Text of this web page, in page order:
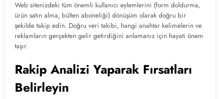
Web sitenizdeki tüm önemli kullanıcı eylemlerini (form doldurma,
ürün satın alma, bülten aboneliği) dönüşüm olarak doğru bir
şekilde takip edin. Doğru veri takibi, hangi anahtar kelimelerin ve
reklamların gerçekten gelir getirdiğini anlamanız için hayati önem
taşır.
Rakip Analizi Yaparak Fırsatları
Belirleyin